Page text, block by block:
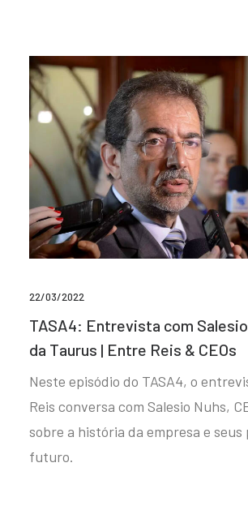
22/03/2022
TASA4: Entrevista com Salesio
da Taurus | Entre Reis & CEOs
Neste episódio do TASA4, o
Reis conversa com Salesio Nuhs,
sobre a história da empresa e seus
futuro.